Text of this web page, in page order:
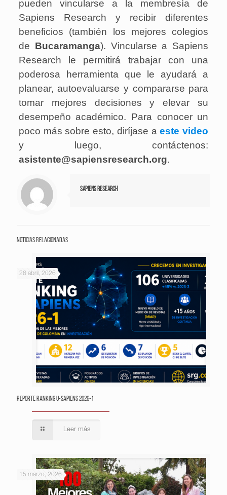
pueden vincularse a la membresía de
Sapiens Research y recibir diferentes
beneficios (también los mejores colegios
de Bucaramanga). Vincularse a Sapiens
Research le permitirá trabajar con una
poderosa herramienta que le ayudará a
planear, autoevaluarse y compararse para
tomar mejores decisiones y elevar su
desempeño académico. Para conocer un
poco más sobre esto, diríjase aeste video
y luego, contáctenos:
asistente@sapiensresearch.org.
Sapiens Research
Noticias relacionadas
26 abril, 2026
Reporte Ranking U-Sapiens 2026-1
Leer más
15 marzo, 2026